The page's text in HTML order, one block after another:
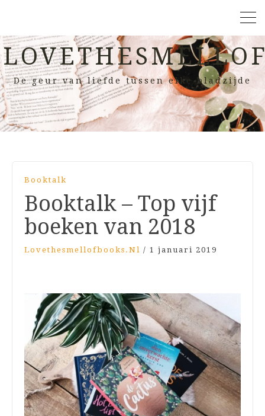
De geur van liefde tussen elke bladzijde
Booktalk
Booktalk – Top vijf
boeken van 2018
Lovethesmellofbooks.nl / 1 januari 2019